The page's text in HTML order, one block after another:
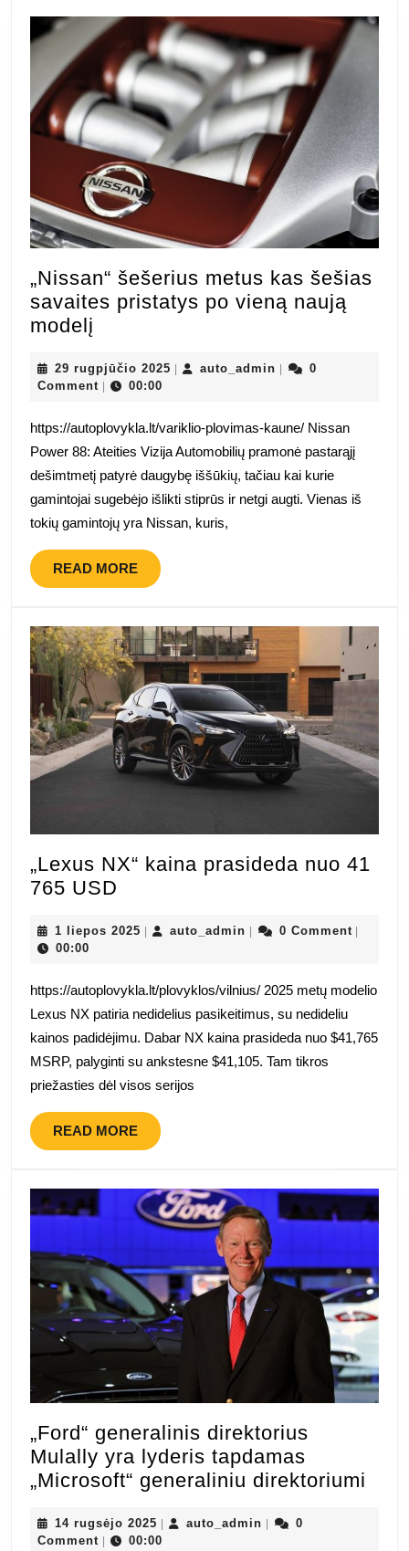
„Nissan“ šešerius metus kas šešias
savaites pristatys po vieną naują
modelį
metus
kas
šešias
savaites
pristatys
po
vieną
naują
modelį
29 rugpjūčio 2025 29
| auto_admin auto_admin
|
0
Comment | 00:00
https://autoplovykla.lt/variklio-plovimas-kaune/ Nissan
Power 88: Ateities Vizija Automobilių pramonė pastarąjį
dešimtmetį patyrė daugybę iššūkių, tačiau kai kurie
gamintojai sugebėjo išlikti stiprūs ir netgi augti. Vienas iš
tokių gamintojų yra Nissan, kuris,
READ MOREREAD
MORE
„Lexus NX“ kaina prasideda nuo 41
765 USD
kaina
nuo
41
765
USD
1 liepos 2025 1
auto_admin auto_admin
0 Comment
00:00
https://autoplovykla.lt/plovyklos/vilnius/ 2025 metų modelio
Lexus NX patiria nedidelius pasikeitimus, su nedideliu
kainos padidėjimu. Dabar NX kaina prasideda nuo $41,765
MSRP, palyginti su ankstesne $41,105. Tam tikros
priežasties dėl visos serijos
READ MOREREAD
MORE
„Ford“ generalinis direktorius
Mulally yra lyderis tapdamas
„Microsoft“ generaliniu direktoriumi
14 rugsėjo 2025 14
rugsėjo
| auto_admin auto_admin
|
0
Comment | 00:00